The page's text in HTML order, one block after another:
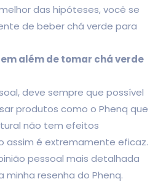
das hipóteses, você se
de beber chá verde para
além de tomar chá verde
deve sempre que possível
produtos como o Phenq que
não tem efeitos
assim é extremamente eficaz.
pessoal mais detalhada
resenha do Phenq.